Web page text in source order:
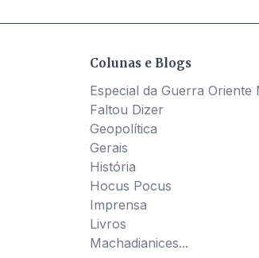
Colunas e Blogs
Especial da Guerra Oriente
Faltou Dizer
Geopolítica
Gerais
História
Hocus Pocus
Imprensa
Livros
Machadianices...